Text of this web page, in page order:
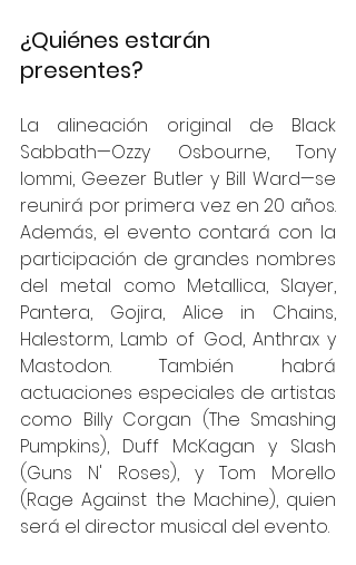
¿Quiénes estarán
presentes?
La alineación original de Black
Sabbath—Ozzy Osbourne, Tony
Iommi, Geezer Butler y Bill Ward—se
reunirá por primera vez en 20 años.
Además, el evento contará con la
participación de grandes nombres
del metal como Metallica, Slayer,
Pantera, Gojira, Alice in Chains,
Halestorm, Lamb of God, Anthrax y
Mastodon. También habrá
actuaciones especiales de artistas
como Billy Corgan (The Smashing
Pumpkins), Duff McKagan y Slash
(Guns N' Roses), y Tom Morello
(Rage Against the Machine), quien
será el director musical del evento.